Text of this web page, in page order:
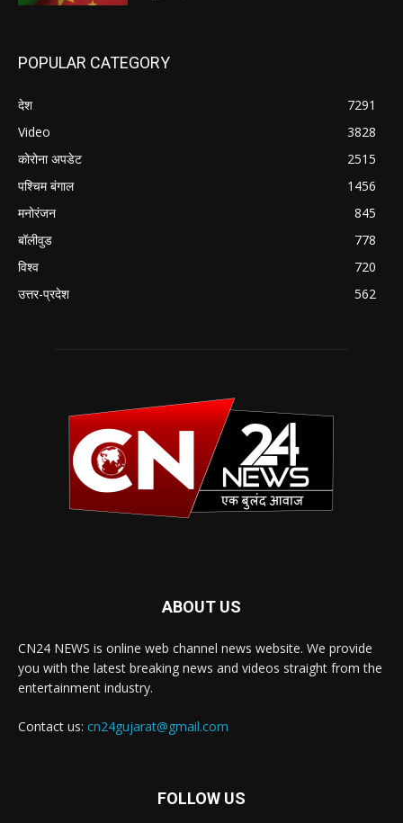
POPULAR CATEGORY
देश
7291
Video
3828
कोरोना अपडेट
2515
पश्चिम बंगाल
1456
मनोरंजन
845
बॉलीवुड
778
विश्व
720
उत्तर-प्रदेश
562
ABOUT US
CN24 NEWS is online web channel news website. We provide
you with the latest breaking news and videos straight from the
entertainment industry.
Contact us: cn24gujarat@gmail.com
FOLLOW US